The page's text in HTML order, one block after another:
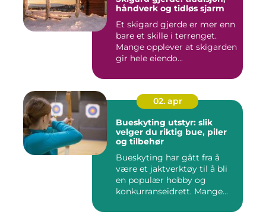
håndverk og tidløs sjarm
Et skigard gjerde er mer enn
bare et skille i terrenget.
Mange opplever at skigarden
gir hele eiendo...
02. apr
Bueskyting utstyr: slik
velger du riktig bue, piler
og tilbehør
Bueskyting har gått fra å
være et jaktverktøy til å bli
en populær hobby og
konkurranseidrett. Mange...